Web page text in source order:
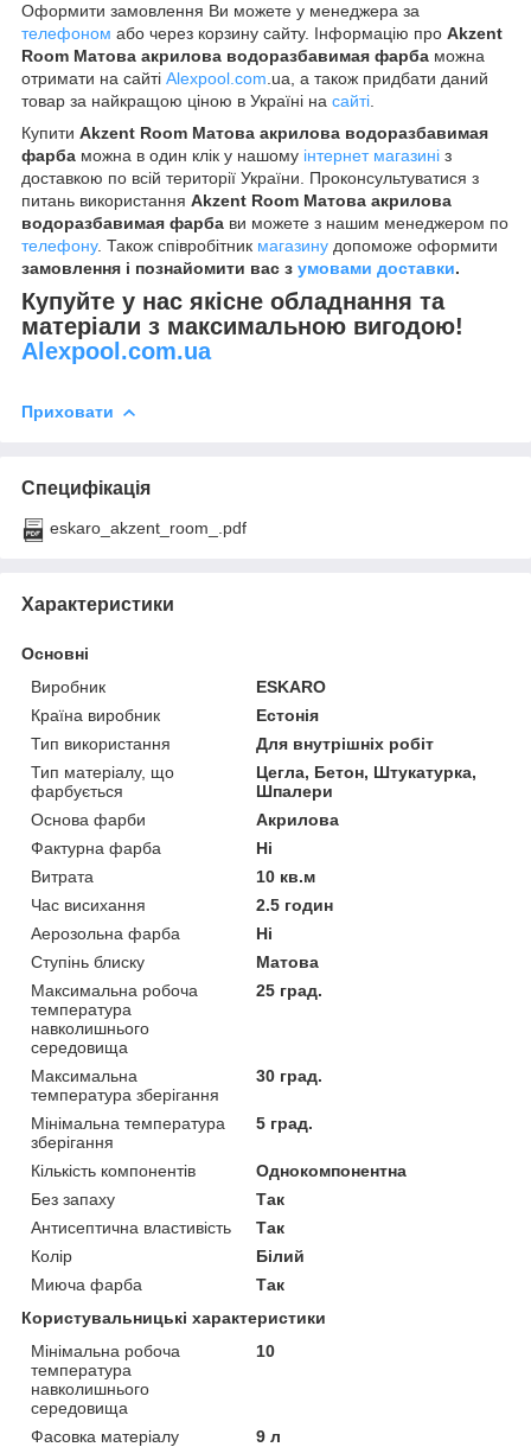
Оформити замовлення Ви можете у менеджера за
телефоном або через корзину сайту. Інформацію про Akzent
Room Матова акрилова водоразбавимая фарба можна
отримати на сайті Alexpool.com.ua, а також придбати даний
товар за найкращою ціною в Україні на сайті.
Купити Akzent Room Матова акрилова водоразбавимая
фарба можна в один клік у нашому інтернет магазині з
доставкою по всій території України. Проконсультуватися з
питань використання Akzent Room Матова акрилова
водоразбавимая фарба ви можете з нашим менеджером по
телефону. Також співробітник магазину допоможе оформити
замовлення і познайомити вас з умовами доставки.
Купуйте у нас якісне обладнання та
матеріали з максимальною вигодою!
Alexpool.com.ua
Приховати
Специфікація
eskaro_akzent_room_.pdf
Характеристики
Основні
Виробник
ESKARO
Країна виробник
Естонія
Тип використання
Для внутрішніх робіт
Тип матеріалу, що
фарбується
Цегла, Бетон, Штукатурка,
Шпалери
Основа фарби
Акрилова
Фактурна фарба
Ні
Витрата
10 кв.м
Час висихання
2.5 годин
Аерозольна фарба
Ні
Ступінь блиску
Матова
Максимальна робоча
температура
навколишнього
середовища
25 град.
Максимальна
температура зберігання
30 град.
Мінімальна температура
зберігання
5 град.
Кількість компонентів
Однокомпонентна
Без запаху
Так
Антисептична властивість
Так
Колір
Білий
Миюча фарба
Так
Користувальницькі характеристики
Мінімальна робоча
температура
навколишнього
середовища
10
Фасовка матеріалу 9 л